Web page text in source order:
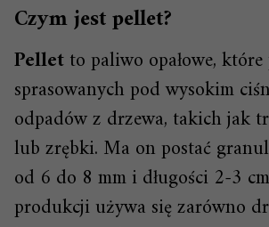
Czym jest pellet?
Pelletto paliwo opałowe,
sprasowanych pod wysokim
odpadów z drzewa, takich jak
lub zrębki. Ma on postać
od 6 do 8 mm i długości 2-3
produkcji używa się zarówno